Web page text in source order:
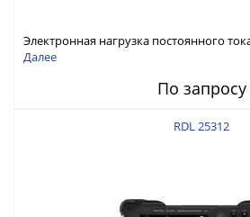
Электронная нагрузка постоянного
В, 30 А, 300 Вт
Далее
По запросу
RDL 25312